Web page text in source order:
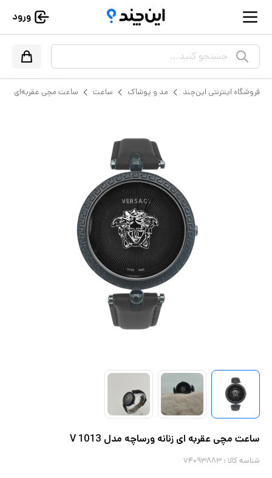
ورود
جستجو کنید...
فروشگاه اینترنتی این‌چند مد و پوشاک ساعت ساعت مچی عقربه‌ای
ساعت مچی عقربه ای زنانه ورساچه مدل V 1013
شناسه کالا : ۷۴۰۹۳۸۸۳